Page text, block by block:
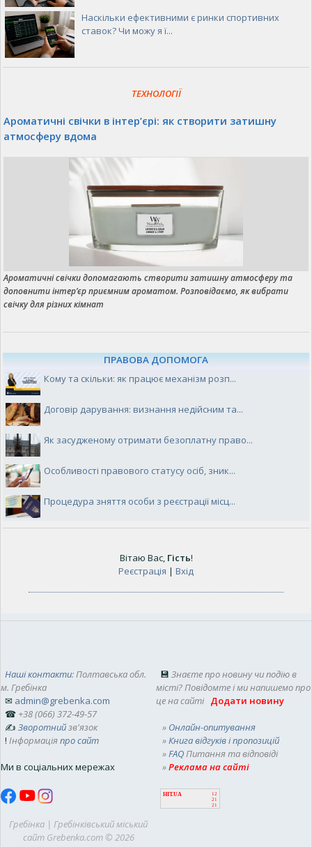
Наскільки ефективними є ринки спортивних
ставок? Чи можу я ї...
ТЕХНОЛОГІЇ
Ароматичні свічки в інтер’єрі: як створити затишну
атмосферу вдома
Ароматичні свічки допомагають створити затишну атмосферу та
доповнити інтер’єр приємним ароматом. Розповідаємо, як вибрати
свічку для різних кімнат
ПРАВОВА ДОПОМОГА
Кому та скільки: як працює механізм розп...
Договір дарування: визнання недійсним та...
Як засудженому отримати безоплатну право...
Особливості правового статусу осіб, зник...
Процедура зняття особи з реєстрації місц...
Вітаю Вас, Гість!
Реєстрація | Вхід
Наші контакти: Полтавська обл.
м. Гребінка
✉ admin@grebenka.com
☎ +38 (066) 372-49-57
✍ Зворотнийзв'язок
! Інформаціяпро сайт
Ми в соціальних мережах
Гребінка | Гребінківський міський
сайт Grebenka.com © 2026
💾 Знаєте про новину чи подію в
місті? Повідомте і ми напишемо про
це на сайті Додати новину
» Онлайн-опитування
»Книга відгуків і пропозицій
»FAQПитання та відповіді
»Реклама на сайті
HIT.UA
12
21
21